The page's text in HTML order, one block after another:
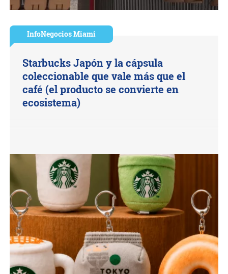
InfoNegocios Miami
Starbucks Japón y la cápsula
coleccionable que vale más que el
café (el producto se convierte en
ecosistema)